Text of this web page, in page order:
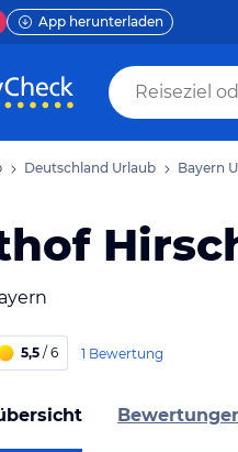
App herunterladen
Deutschland Urlaub Bayern
5,5 / 6 1 Bewertung